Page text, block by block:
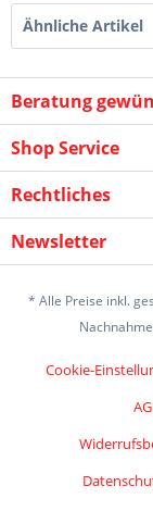
Ähnliche Artikel
Beratung
Shop Service
Rechtliches
Newsletter
* Alle Preise inkl.
Cookie-